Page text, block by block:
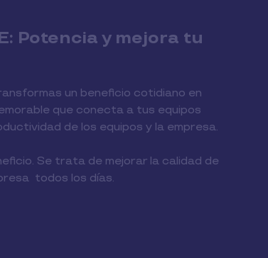
Potencia y mejora tu
un beneficio cotidiano en
que conecta a tus equipos
de los equipos y la empresa.
Se trata de mejorar la calidad de
todos los días.